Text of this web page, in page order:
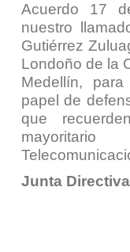
Acuerdo 17
nuestro
Gutiérrez
Londoño de la
Medellín,
papel de
que
Junta